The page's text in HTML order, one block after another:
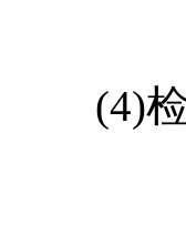
(4)检